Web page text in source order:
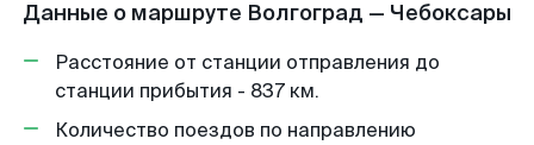
Данные о маршруте Волгоград — Чебоксары
Расстояние от станции отправления до
станции прибытия - 837 км.
Количество поездов по направлению